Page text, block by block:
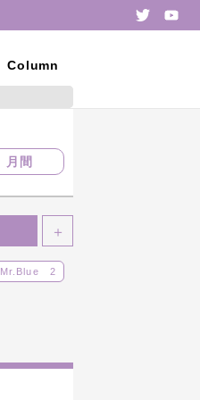
Column
月間
＋
Mr.Blue 2